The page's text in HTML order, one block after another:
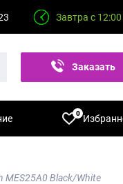
Завтра с 12:00
Заказать
0
Black/White